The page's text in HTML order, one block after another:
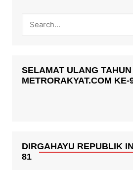
SELAMAT ULANG TAHUN
METRORAKYAT.COM KE-
DIRGAHAYU REPUBLIK
81